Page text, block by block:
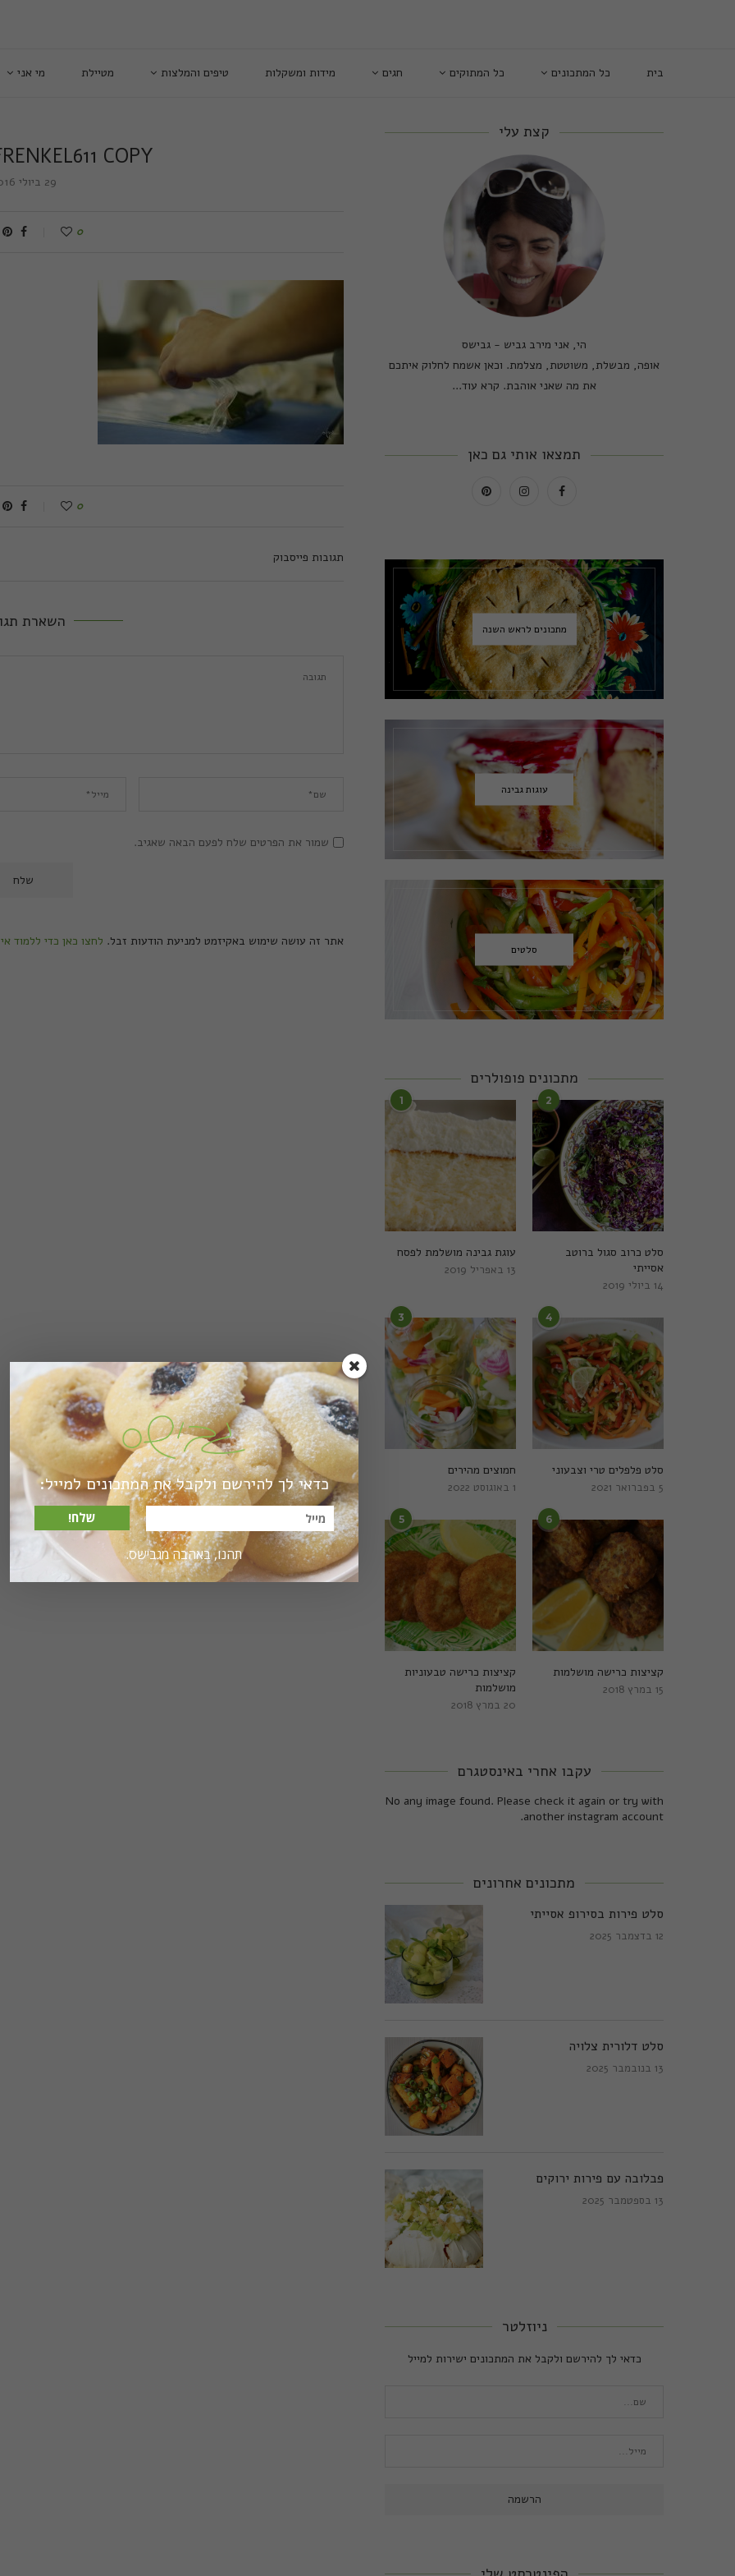
בית כל המתכונים כל המתוקים חגים מידות ומשקלות טיפים והמלצות מטיילת מי אני
COPY
29 ביולי 2016
0
0
תגובות פייסבוק
השארת
שמור את הפרטים שלח לפעם הבאה שאגיב.
אתר זה עושה שימוש באקיזמט למניעת הודעות זבל. לחצו כאן כדי ללמוד
קצת עלי
הי, אני מירב גביש - גבישס
אופה, מבשלת, משוטטת, מצלמת. וכאן אשמח לחלוק איתכם
את מה שאני אוהבת. קרא עוד...
תמצאו אותי גם כאן
מתכונים לראש השנה
עוגות גבינה
סלטים
מתכונים פופולרים
1
עוגת גבינה מושלמת לפסח
13 באפריל 2019
2
סלט כרוב סגול ברוטב
אסייתי
14 ביולי 2019
3
חמוצים מהירים
1 באוגוסט 2022
4
סלט פלפלים טרי וצבעוני
5 בפברואר 2021
5
קציצות כרישה טבעוניות
מושלמות
20 במרץ 2018
6
קציצות כרישה מושלמות
15 במרץ 2018
עקבו אחרי באינסטגרם
No any image found. Please check it again or try with
another instagram account.
מתכונים אחרונים
סלט פירות בסירופ אסייתי
12 בדצמבר 2025
סלט דלורית צלויה
13 בנובמבר 2025
פבלובה עם פירות ירוקים
13 בספטמבר 2025
ניוזלטר
כדאי לך להירשם ולקבל את המתכונים ישירות למייל
כדאי לך להירשם ולקבל את המתכונים למייל:
שלח!
תהנו, באהבה מגבישס.